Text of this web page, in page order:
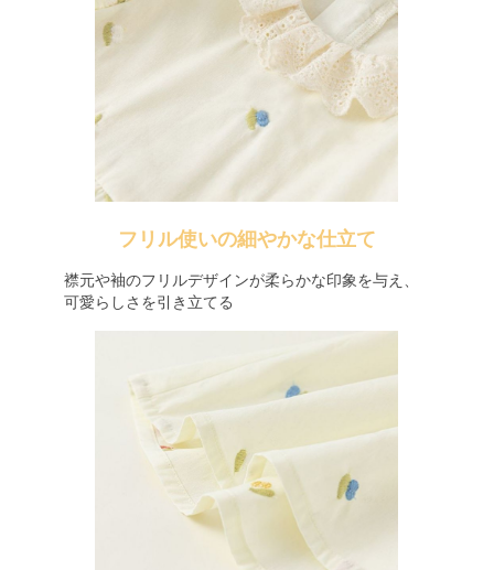
フリル使いの細やかな仕立て
襟元や袖のフリルデザインが柔らかな印象を与え、
可愛らしさを引き立てる